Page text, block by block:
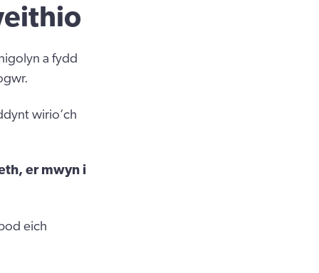
a fydd
wirio’ch
er mwyn i
eich